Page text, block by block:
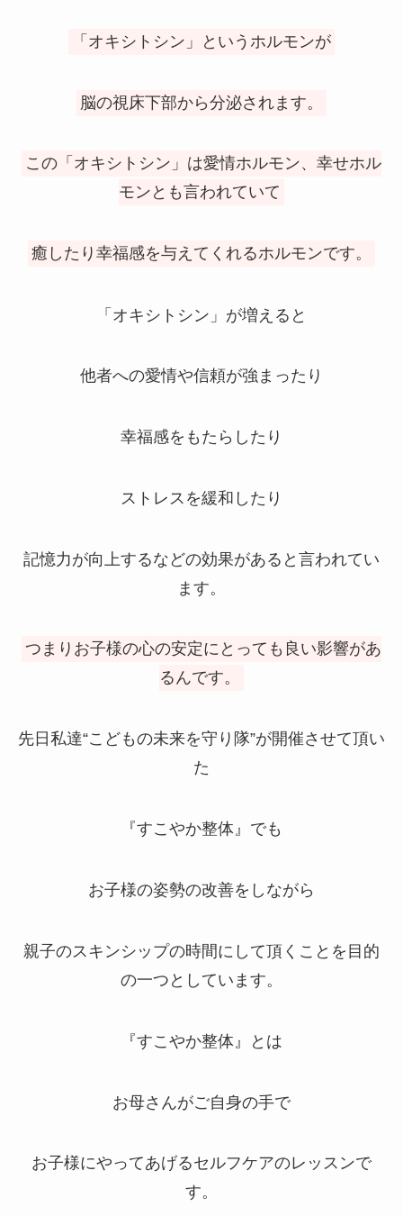
「オキシトシン」というホルモンが
脳の視床下部から分泌されます。
この「オキシトシン」は愛情ホルモン、幸せホル
モンとも言われていて
癒したり幸福感を与えてくれるホルモンです。
「オキシトシン」が増えると
他者への愛情や信頼が強まったり
幸福感をもたらしたり
ストレスを緩和したり
記憶力が向上するなどの効果があると言われてい
ます。
つまりお子様の心の安定にとっても良い影響があ
るんです。
先日私達“こどもの未来を守り隊”が開催させて頂い
た
『すこやか整体』でも
お子様の姿勢の改善をしながら
親子のスキンシップの時間にして頂くことを目的
の一つとしています。
『すこやか整体』とは
お母さんがご自身の手で
お子様にやってあげるセルフケアのレッスンで
す。